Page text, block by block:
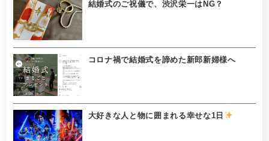
結婚式のご祝儀で、渋沢栄一はNG？
コロナ禍で結婚式を諦めた新郎新婦様へ
大好きな人と物に囲まれる幸せな1日